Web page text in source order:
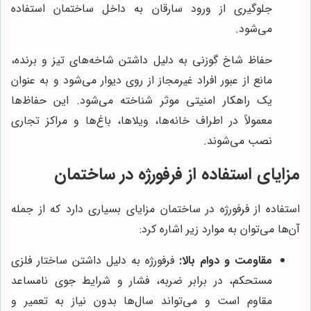
جلوگیری از ورود سارقان به داخل ساختمان استفاده
می‌شود.
حفاظ شاخ گوزنی به دلیل داشتن شاخه‌های تیز و برنده،
مانع از عبور افراد غیرمجاز از روی دیوار می‌شود و به عنوان
یک راهکار امنیتی موثر شناخته می‌شود. این حفاظ‌ها
معمولاً در اطراف خانه‌ها، ویلاها، باغ‌ها و مراکز تجاری
نصب می‌شوند.
مزایای استفاده از فرفورژه در ساختمان
استفاده از فرفورژه در ساختمان مزایای بسیاری دارد که از جمله
آن‌ها می‌توان به موارد زیر اشاره کرد:
مقاومت و دوام بالا: فرفورژه به دلیل داشتن ساختار فلزی
مستحکم، در برابر ضربه، فشار و شرایط جوی نامساعد
مقاوم است و می‌تواند سال‌ها بدون نیاز به تعمیر و